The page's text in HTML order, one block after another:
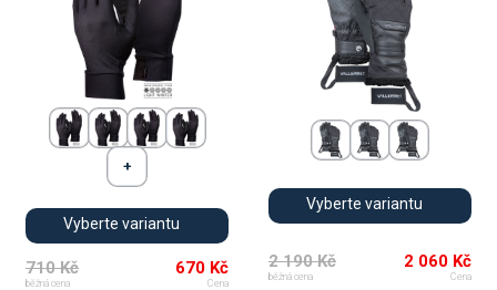
Vyberte variantu
710 Kč
běžná cena
670 Kč
Cena
Vyberte variantu
2 190 Kč
běžná cena
2 060 Kč
Cena